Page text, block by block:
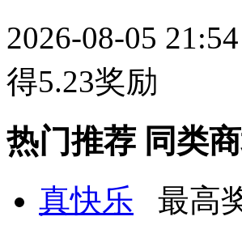
2026-08-05 21:54
得5.23奖励
热门推荐 同类
真快乐 最高